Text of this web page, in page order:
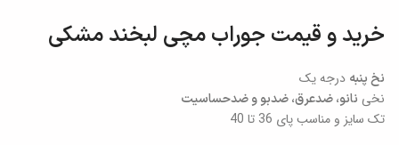
خرید و قیمت جوراب مچی لبخند مشکی
نخ پنبه درجه یک
نانو، ضدعرق، ضدبو و ضد‌حساسیت